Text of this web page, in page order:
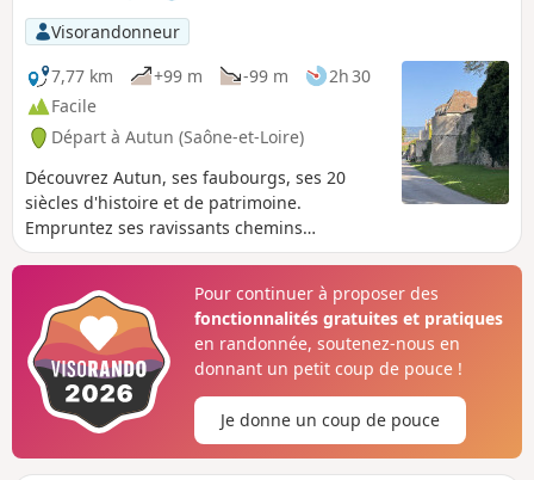
long des Remparts romains.
Visorandonneur
7,77 km
+99 m -99 m
2h 30
Facile
Départ à Autun (Saône-et-Loire)
Découvrez Autun, ses faubourgs, ses 20
siècles d'histoire et de patrimoine.
Empruntez ses ravissants chemins
détournés et venelles confidentielles.
antiques et ses quartiers médiévaux.
Pour continuer à proposer des
fonctionnalités gratuites et pratiques
en randonnée, soutenez-nous en
donnant un petit coup de pouce !
Je donne un coup de pouce